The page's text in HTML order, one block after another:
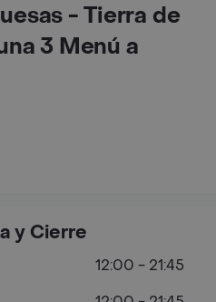
- Tierra de
3 Menú a
y Cierre
12:00 - 21:45